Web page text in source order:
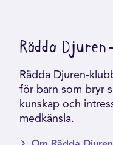
Rädda
Rädda Djuren-
för barn som bryr
kunskap och
medkänsla.